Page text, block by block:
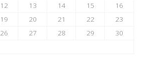
12 13 14 15
16
19 20 21 22
23
26 27 28 29
30